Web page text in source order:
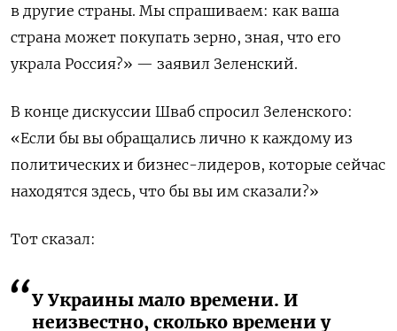
в другие страны. Мы спрашиваем: как ваша
страна может покупать зерно, зная, что его
украла Россия?» — заявил Зеленский.
В конце дискуссии Шваб спросил Зеленского:
«Если бы вы обращались лично к каждому из
политических и бизнес-лидеров, которые сейчас
находятся здесь, что бы вы им сказали?»
Тот сказал:
У Украины мало времени. И
неизвестно, сколько времени у